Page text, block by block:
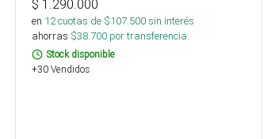
$ 1.290.000
en 12cuotas de $107.500sin interés
ahorras $38.700 por transferencia.
Stock disponible
+30 Vendidos